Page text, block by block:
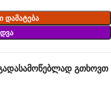
Დამატება
გთხოვთ